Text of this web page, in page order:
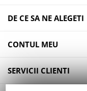
DE CE SA NE ALEGETI
CONTUL MEU
SERVICII CLIENTI